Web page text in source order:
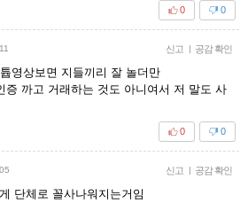
0
0
신고 | 공감 확인
영상보면 지들끼리 잘 놀더만
증 까고 거래하는 것도 아니여서 저 말도 사
0
0
신고 | 공감 확인
단체로 꼴사나워지는거임